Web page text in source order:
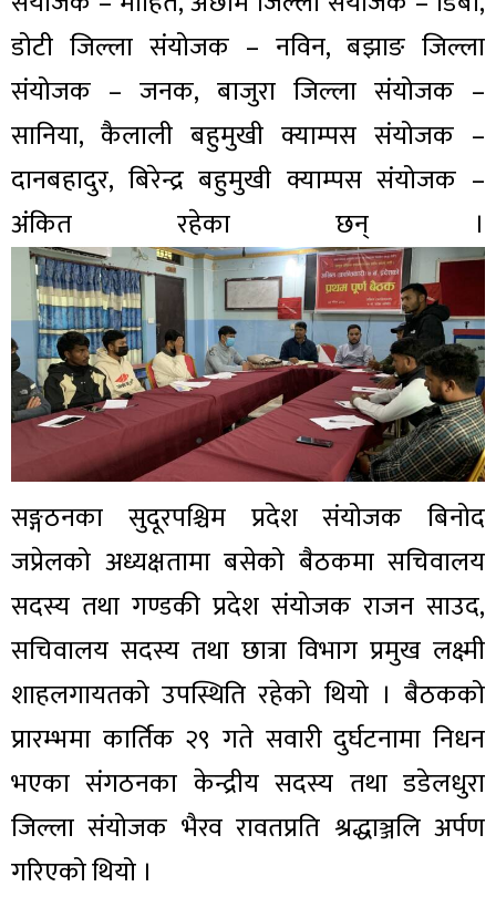
डोटी जिल्ला संयोजक – नविन, बझाङ जिल्ला
संयोजक – जनक, बाजुरा जिल्ला संयोजक –
सानिया, कैलाली बहुमुखी क्याम्पस संयोजक –
दानबहादुर, बिरेन्द्र बहुमुखी क्याम्पस संयोजक –
अंकित रहेका छन् ।
सङ्गठनका सुदूरपश्चिम प्रदेश संयोजक बिनोद
जप्रेलको अध्यक्षतामा बसेको बैठकमा सचिवालय
सदस्य तथा गण्डकी प्रदेश संयोजक राजन साउद,
सचिवालय सदस्य तथा छात्रा विभाग प्रमुख लक्ष्मी
शाहलगायतको उपस्थिति रहेको थियो । बैठकको
प्रारम्भमा कार्तिक २९ गते सवारी दुर्घटनामा निधन
भएका संगठनका केन्द्रीय सदस्य तथा डडेलधुरा
जिल्ला संयोजक भैरव रावतप्रति श्रद्धाञ्जलि अर्पण
गरिएको थियो ।